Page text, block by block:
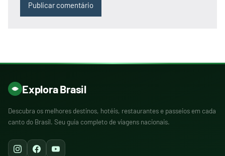
Explora Brasil
Descubra os melhores destinos, hotéis, restaurantes e passeios em cada
canto do Brasil. Seu guia completo de viagens nacionais.